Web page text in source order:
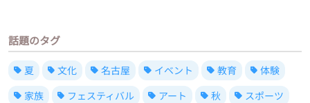
話題のタグ
夏 文化 名古屋 イベント 教育
体験
家族
フェスティバル アート 秋
スポーツ